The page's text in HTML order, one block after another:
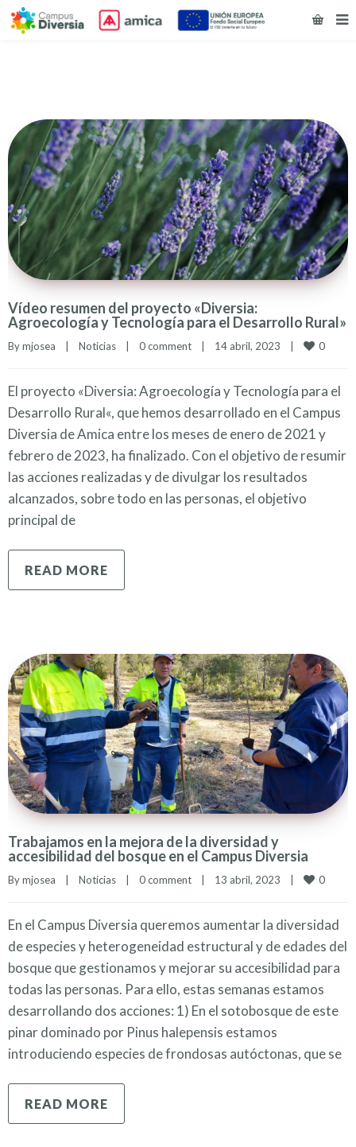
Vídeo resumen del proyecto «Diversia:
Agroecología y Tecnología para el Desarrollo Rural»
By mjosea | Noticias | 0 comment | 14 abril, 2023 | 0
El proyecto «Diversia: Agroecología y Tecnología para el
Desarrollo Rural«, que hemos desarrollado en el Campus
Diversia de Amica entre los meses de enero de 2021 y
febrero de 2023, ha finalizado. Con el objetivo de resumir
las acciones realizadas y de divulgar los resultados
alcanzados, sobre todo en las personas, el objetivo
principal de
READ MORE
Trabajamos en la mejora de la diversidad y
accesibilidad del bosque en el Campus Diversia
By mjosea Noticias 0 comment 13 abril, 2023 0
En el Campus Diversia queremos aumentar la diversidad
de especies y heterogeneidad estructural y de edades del
bosque que gestionamos y mejorar su accesibilidad para
todas las personas. Para ello, estas semanas estamos
desarrollando dos acciones: 1) En el sotobosque de este
pinar dominado por Pinus halepensis estamos
introduciendo especies de frondosas autóctonas, que se
READ MORE